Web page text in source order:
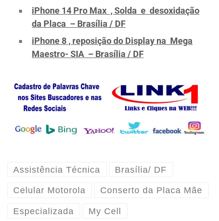
iPhone 14 Pro Max , Solda e desoxidação
da Placa – Brasília / DF
iPhone 8 , reposição do Display na Mega
Maestro- SIA – Brasília / DF
Assistência Técnica Brasília/ DF
Celular Motorola Conserto da Placa Mãe
Especializada My Cell